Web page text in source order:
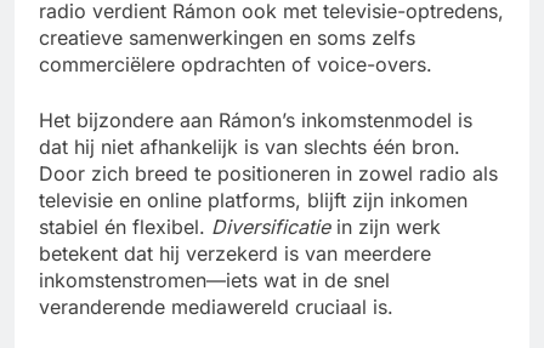
radio verdient Rámon ook met televisie-optredens,
creatieve samenwerkingen en soms zelfs
commerciëlere opdrachten of voice-overs.
Het bijzondere aan Rámon’s inkomstenmodel is
dat hij niet afhankelijk is van slechts één bron.
Door zich breed te positioneren in zowel radio als
televisie en online platforms, blijft zijn inkomen
stabiel én flexibel. Diversificatiein zijn werk
betekent dat hij verzekerd is van meerdere
inkomstenstromen—iets wat in de snel
veranderende mediawereld cruciaal is.